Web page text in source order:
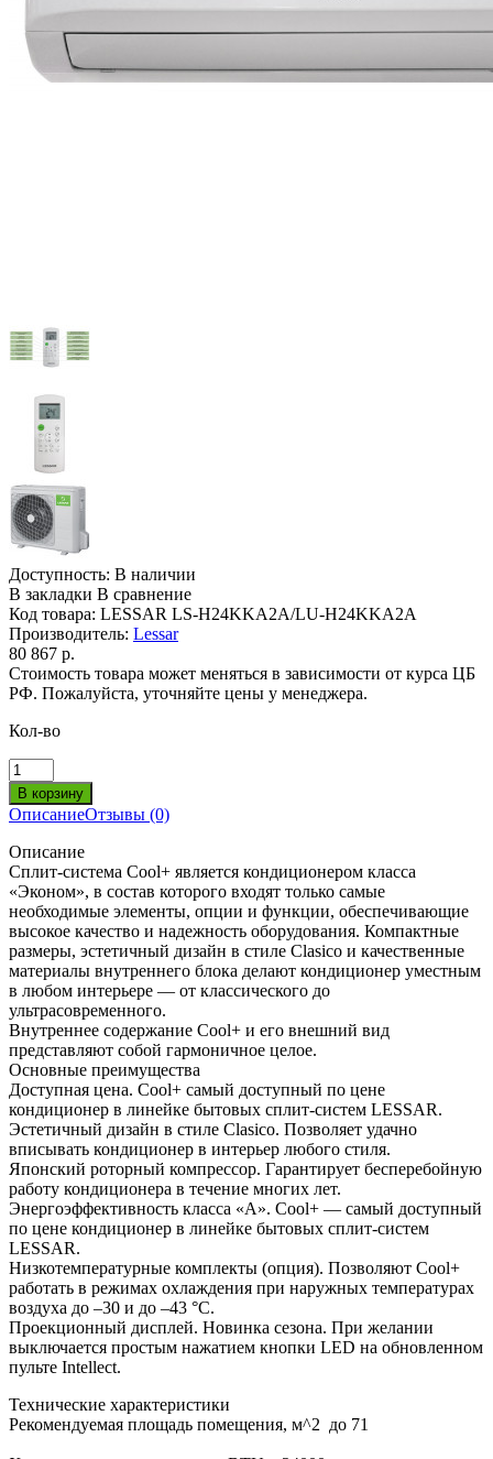
Доступность: В наличии
В закладки В сравнение
Код товара: LESSAR LS-H24KKA2A/LU-H24KKA2A
Производитель: Lessar
80 867 р.
Стоимость товара может меняться в зависимости от курса ЦБ
РФ. Пожалуйста, уточняйте цены у менеджера.
Кол-во
ОписаниеОтзывы (0)
Описание
Сплит-система Cool+ является кондиционером класса
«Эконом», в состав которого входят только самые
необходимые элементы, опции и функции, обеспечивающие
высокое качество и надежность оборудования. Компактные
размеры, эстетичный дизайн в стиле Clasico и качественные
материалы внутреннего блока делают кондиционер уместным
в любом интерьере — от классического до
ультрасовременного.
Внутреннее содержание Cool+ и его внешний вид
представляют собой гармоничное целое.
Основные преимущества
Доступная цена. Cool+ самый доступный по цене
кондиционер в линейке бытовых сплит-систем LESSAR.
Эстетичный дизайн в стиле Clasico. Позволяет удачно
вписывать кондиционер в интерьер любого стиля.
Японский роторный компрессор. Гарантирует бесперебойную
работу кондиционера в течение многих лет.
Энергоэффективность класса «А». Cool+ — самый доступный
по цене кондиционер в линейке бытовых сплит-систем
LESSAR.
Низкотемпературные комплекты (опция). Позволяют Cool+
работать в режимах охлаждения при наружных температурах
воздуха до –30 и до –43 °С.
Проекционный дисплей. Новинка сезона. При желании
выключается простым нажатием кнопки LED на обновленном
пульте Intellect.
Технические характеристики
Рекомендуемая площадь помещения, м^2 до 71